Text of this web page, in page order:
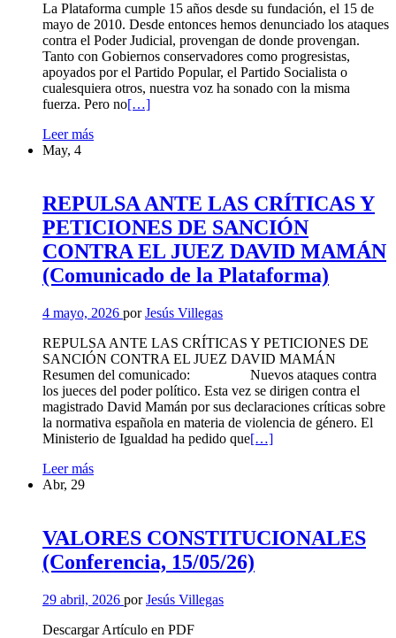
La Plataforma cumple 15 años desde su fundación, el 15 de
mayo de 2010. Desde entonces hemos denunciado los ataques
contra el Poder Judicial, provengan de donde provengan.
Tanto con Gobiernos conservadores como progresistas,
apoyados por el Partido Popular, el Partido Socialista o
cualesquiera otros, nuestra voz ha sonado con la misma
fuerza. Pero noLeer
LA
PLATAFORMA
[…]
Leer más15º
PLATAFORMA
May, 4
REPULSA ANTE LAS CRÍTICAS Y
PETICIONES DE SANCIÓN
CONTRA EL JUEZ DAVID MAMÁN
(Comunicado de la Plataforma)
4 mayo, 2026 porJesús Villegas
REPULSA ANTE LAS CRÍTICAS Y PETICIONES DE
SANCIÓN CONTRA EL JUEZ DAVID MAMÁN
Resumen del comunicado: Nuevos ataques contra
los jueces del poder político. Esta vez se dirigen contra el
magistrado David Mamán por sus declaraciones críticas sobre
la normativa española en materia de violencia de género. El
Ministerio de Igualdad ha pedido queLeer
CRÍTICAS
Y
PETICIONES
[…]
Leer másREPULSA
Y
PETICIONES
DE
CONTRA
EL
JUEZ
Abr, 29
VALORES CONSTITUCIONALES
(Conferencia, 15/05/26)
29 abril, 2026 porJesús Villegas
Descargar Artículo en PDF